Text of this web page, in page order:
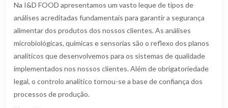
Na I&D FOOD apresentamos um vasto leque de tipos de
análises acreditadas fundamentais para garantir a segurança
alimentar dos produtos dos nossos clientes. As análises
microbiológicas, químicas e sensorias são o reflexo dos planos
analíticos que desenvolvemos para os sistemas de qualidade
implementados nos nossos clientes. Além de obrigatoriedade
legal, o controlo analítico tornou-se a base de confiança dos
processos de produção.